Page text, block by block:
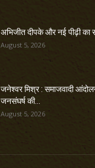
अभिजीत दीपके और नई पीढ़ी का
August 5, 2026
जनेश्वर मिश्र : समाजवादी
जनसंघर्ष की...
August 5, 2026